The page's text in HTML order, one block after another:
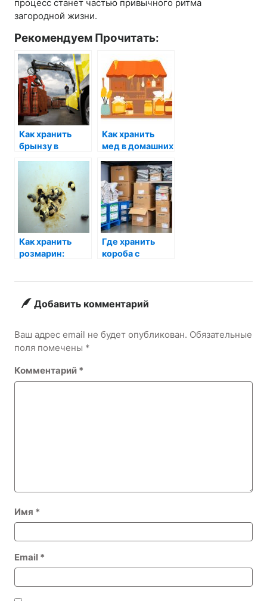
процесс станет частью привычного ритма
загородной жизни.
Рекомендуем Прочитать:
Как хранить
брынзу в
условиях:
секреты и
советы
Как хранить
мед в домашних
квартире
правильно
Как хранить
розмарин:
Где хранить
короба с
Добавить комментарий
Ваш адрес email не будет опубликован. Обязательные
поля помечены *
Комментарий *
Имя *
Email *